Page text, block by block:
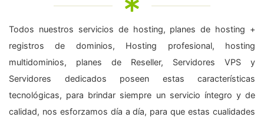
Todos nuestros servicios de hosting, planes de hosting +
registros de dominios, Hosting profesional, hosting
multidominios, planes de Reseller, Servidores VPS y
Servidores dedicados poseen estas características
tecnológicas, para brindar siempre un servicio íntegro y de
calidad, nos esforzamos día a día, para que estas cualidades